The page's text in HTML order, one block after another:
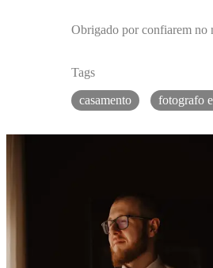
Obrigado por confiarem no
Tags
casamento fotografo